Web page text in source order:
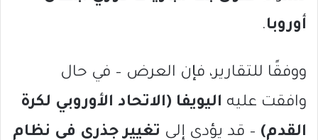
أوروبا.
ووفقًا للتقارير، فإن العرض – في حال
وافقت عليه اليويفا (الاتحاد الأوروبي لكرة
القدم) – قد يؤدي إلى تغيير جذري في نظام